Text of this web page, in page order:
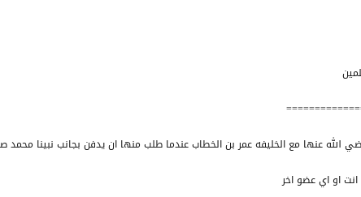
الله عنها مع الخليفه عمر بن الخطاب عندما طلب منها ان يدفن بجانب نبينا محمد
انت او اي عضو اخر